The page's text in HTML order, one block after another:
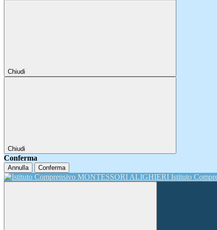
Chiudi
Chiudi
Conferma
Annulla Conferma
Istituto